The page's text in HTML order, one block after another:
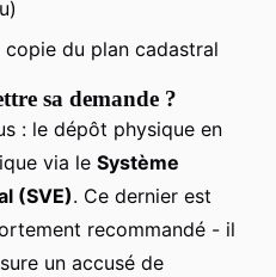
copie du plan cadastral
sa demande ?
: le dépôt physique en
via le Système
(SVE). Ce dernier est
recommandé - il
un accusé de